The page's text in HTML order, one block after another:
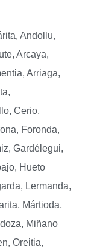
Andollu,
Arcaya,
Arriaga,
Cerio,
Foronda,
Gardélegui,
Hueto
Lermanda,
Mártioda,
Miñano
Oreitia,